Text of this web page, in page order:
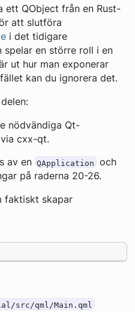
ett QObject från en Rust-
att slutföra
i det tidigare
spelar en större roll i en
ut hur man exponerar
kan du ignorera det.
nödvändiga Qt-
cxx-qt.
av en QApplication
och
på raderna 20-26.
faktiskt skapar
src/qml/Main.qml